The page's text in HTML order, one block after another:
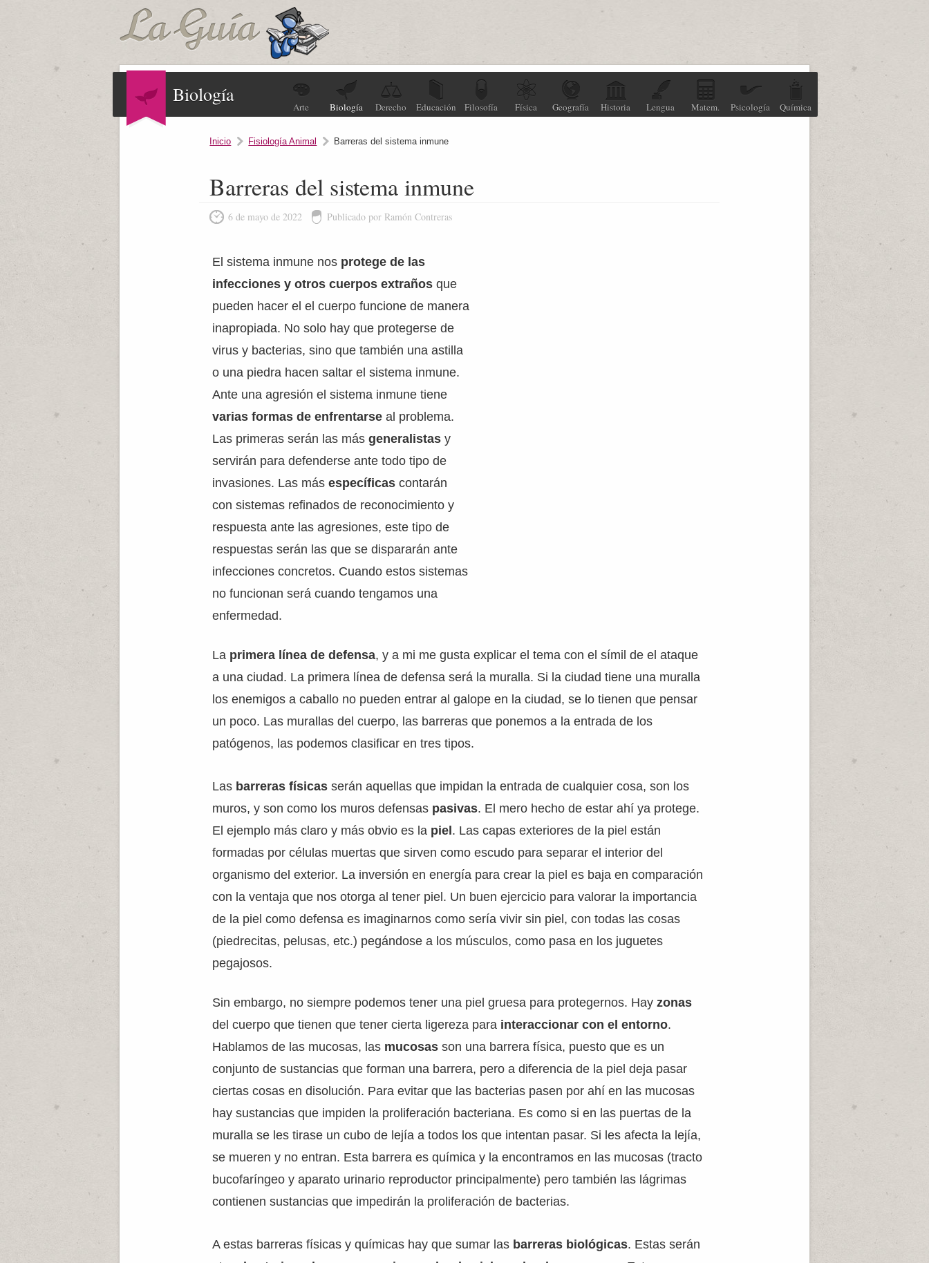
Biología
Arte Biología Derecho Educación Filosofía Física Geografía Historia Lengua Matem. Psicología Química
Inicio Fisiología Animal Barreras del sistema inmune
Barreras del sistema inmune
6 de mayo de 2022 Publicado por Ramón Contreras
El sistema inmune nos protege de las
infecciones y otros cuerpos extrañosque
pueden hacer el el cuerpo funcione de manera
inapropiada. No solo hay que protegerse de
virus y bacterias, sino que también una astilla
o una piedra hacen saltar el sistema inmune.
Ante una agresión el sistema inmune tiene
varias formas de enfrentarseal problema.
Las primeras serán las másgeneralistasy
servirán para defenderse ante todo tipo de
invasiones. Las másespecíficascontarán
con sistemas refinados de reconocimiento y
respuesta ante las agresiones, este tipo de
respuestas serán las que se dispararán ante
infecciones concretos. Cuando estos sistemas
no funcionan será cuando tengamos una
enfermedad.
La primera línea de defensa, y a mi me gusta explicar el tema con el símil de el ataque
a una ciudad. La primera línea de defensa será la muralla. Si la ciudad tiene una muralla
los enemigos a caballo no pueden entrar al galope en la ciudad, se lo tienen que pensar
un poco. Las murallas del cuerpo, las barreras que ponemos a la entrada de los
patógenos, las podemos clasificar en tres tipos.
Las barreras físicasserán aquellas que impidan la entrada de cualquier cosa, son los
muros, y son como los muros defensas pasivas. El mero hecho de estar ahí ya protege.
El ejemplo más claro y más obvio es la piel . Las capas exteriores de la piel están
formadas por células muertas que sirven como escudo para separar el interior del
organismo del exterior. La inversión en energía para crear la piel es baja en comparación
con la ventaja que nos otorga al tener piel. Un buen ejercicio para valorar la importancia
de la piel como defensa es imaginarnos como sería vivir sin piel, con todas las cosas
(piedrecitas, pelusas, etc.) pegándose a los músculos, como pasa en los juguetes
pegajosos.
Sin embargo, no siempre podemos tener una piel gruesa para protegernos. Hayzonas
del cuerpo que tienen que tener cierta ligereza para interaccionar con el entorno.
Hablamos de las mucosas, las mucosasson una barrera física, puesto que es un
conjunto de sustancias que forman una barrera, pero a diferencia de la piel deja pasar
ciertas cosas en disolución. Para evitar que las bacterias pasen por ahí en las mucosas
hay sustancias que impiden la proliferación bacteriana. Es como si en las puertas de la
muralla se les tirase un cubo de lejía a todos los que intentan pasar. Si les afecta la lejía,
se mueren y no entran. Esta barrera es química y la encontramos en las mucosas (tracto
bucofaríngeo y aparato urinario reproductor principalmente) pero también las lágrimas
contienen sustancias que impedirán la proliferación de bacterias.
A estas barreras físicas y químicas hay que sumar las barreras biológicas. Estas serán